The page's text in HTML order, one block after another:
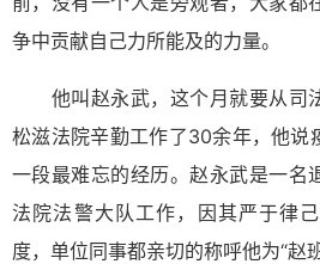
争中贡献自己力所能及的力量。
他叫赵永武，这个月就要从司
松滋法院辛勤工作了30余年，他说
一段最难忘的经历。赵永武是一名
法院法警大队工作，因其严于律
度，单位同事都亲切的称呼他为“赵